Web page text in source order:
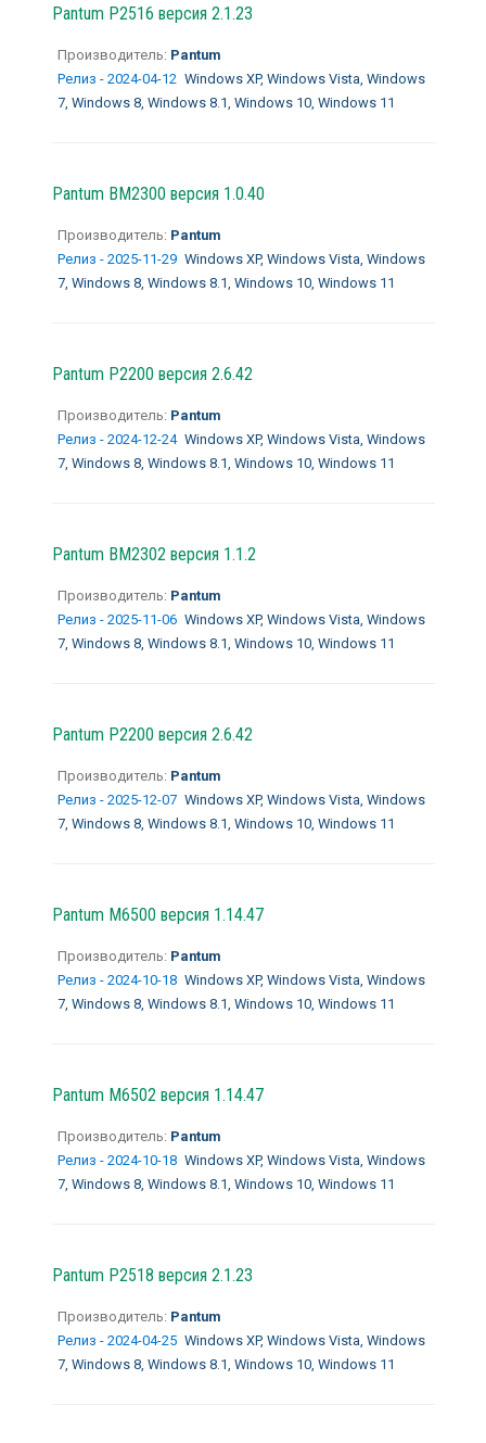
Pantum P2516 версия 2.1.23
Производитель: Pantum
Релиз - 2024-04-12 Windows XP, Windows Vista, Windows
7, Windows 8, Windows 8.1, Windows 10, Windows 11
Pantum BM2300 версия 1.0.40
Производитель: Pantum
Релиз - 2025-11-29 Windows XP, Windows Vista, Windows
7, Windows 8, Windows 8.1, Windows 10, Windows 11
Pantum P2200 версия 2.6.42
Производитель: Pantum
Релиз - 2024-12-24 Windows XP, Windows Vista, Windows
7, Windows 8, Windows 8.1, Windows 10, Windows 11
Pantum BM2302 версия 1.1.2
Производитель: Pantum
Релиз - 2025-11-06 Windows XP, Windows Vista, Windows
7, Windows 8, Windows 8.1, Windows 10, Windows 11
Pantum P2200 версия 2.6.42
Производитель: Pantum
Релиз - 2025-12-07 Windows XP, Windows Vista, Windows
7, Windows 8, Windows 8.1, Windows 10, Windows 11
Pantum M6500 версия 1.14.47
Производитель: Pantum
Релиз - 2024-10-18 Windows XP, Windows Vista, Windows
7, Windows 8, Windows 8.1, Windows 10, Windows 11
Pantum M6502 версия 1.14.47
Производитель: Pantum
Релиз - 2024-10-18 Windows XP, Windows Vista, Windows
7, Windows 8, Windows 8.1, Windows 10, Windows 11
Pantum P2518 версия 2.1.23
Производитель: Pantum
Релиз - 2024-04-25 Windows XP, Windows Vista, Windows
7, Windows 8, Windows 8.1, Windows 10, Windows 11